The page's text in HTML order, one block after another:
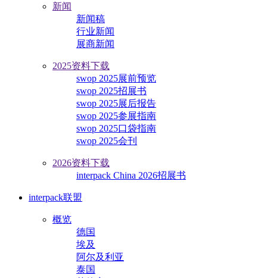
新闻
新闻稿
行业新闻
展商新闻
2025资料下载
swop 2025展前预览
swop 2025招展书
swop 2025展后报告
swop 2025参展指南
swop 2025口袋指南
swop 2025会刊
2026资料下载
interpack China 2026招展书
interpack联盟
概览
德国
埃及
阿尔及利亚
泰国